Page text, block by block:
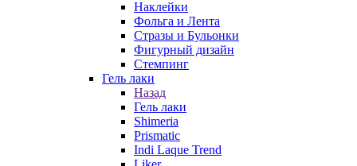
Наклейки
Фольга и Лента
Стразы и Бульонки
Фигурный дизайн
Стемпинг
Гель лаки
Назад
Гель лаки
Shimeria
Prismatic
Indi Laque Trend